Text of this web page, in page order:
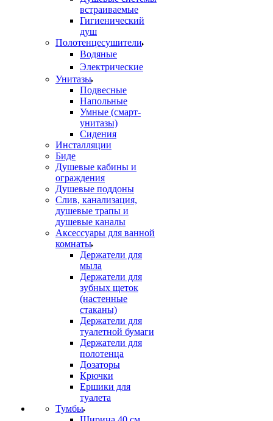
встраиваемые
Гигиенический
душ
Полотенцесушители
ㅤВодяные
ㅤЭлектрические
Унитазы
Подвесные
Напольные
Умные (смарт-
унитазы)
Сидения
Инсталляции
Биде
Душевые кабины и
ограждения
Душевые поддоны
Слив, канализация,
душевые трапы и
душевые каналы
Аксессуары для ванной
комнаты
Держатели для
мыла
Держатели для
зубных щеток
(настенные
стаканы)
Держатели для
туалетной бумаги
Держатели для
полотенца
Дозаторы
Крючки
Ершики для
туалета
Тумбы